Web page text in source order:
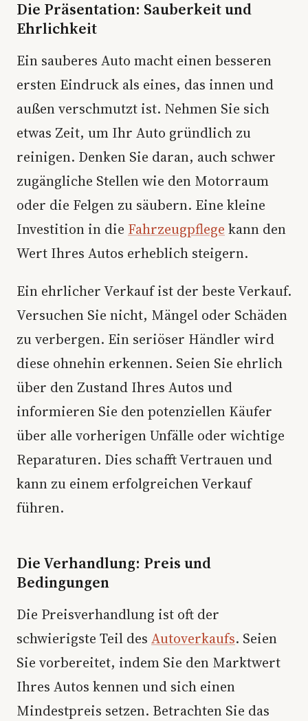
Die Präsentation: Sauberkeit und
Ehrlichkeit
Ein sauberes Auto macht einen besseren
ersten Eindruck als eines, das innen und
außen verschmutzt ist. Nehmen Sie sich
etwas Zeit, um Ihr Auto gründlich zu
reinigen. Denken Sie daran, auch schwer
zugängliche Stellen wie den Motorraum
oder die Felgen zu säubern. Eine kleine
Investition in die Fahrzeugpflege kann den
Wert Ihres Autos erheblich steigern.
Ein ehrlicher Verkauf ist der beste Verkauf.
Versuchen Sie nicht, Mängel oder Schäden
zu verbergen. Ein seriöser Händler wird
diese ohnehin erkennen. Seien Sie ehrlich
über den Zustand Ihres Autos und
informieren Sie den potenziellen Käufer
über alle vorherigen Unfälle oder wichtige
Reparaturen. Dies schafft Vertrauen und
kann zu einem erfolgreichen Verkauf
führen.
Die Verhandlung: Preis und
Bedingungen
Die Preisverhandlung ist oft der
schwierigste Teil des Autoverkaufs. Seien
Sie vorbereitet, indem Sie den Marktwert
Ihres Autos kennen und sich einen
Mindestpreis setzen. Betrachten Sie das